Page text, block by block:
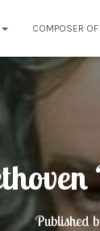
COMPOSER
Published